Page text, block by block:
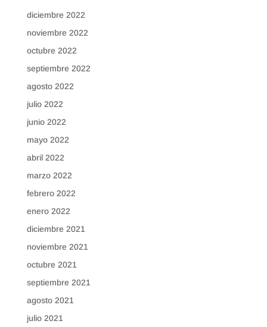
diciembre 2022
noviembre 2022
octubre 2022
septiembre 2022
agosto 2022
julio 2022
junio 2022
mayo 2022
abril 2022
marzo 2022
febrero 2022
enero 2022
diciembre 2021
noviembre 2021
octubre 2021
septiembre 2021
agosto 2021
julio 2021